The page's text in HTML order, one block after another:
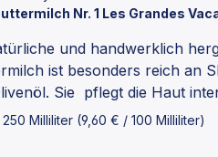
Nr. 1 Les Grandes
und handwerklich
ist besonders reich an
Sie pflegt die Haut
sie weich und
250 Milliliter (9,60 € / 100 Milliliter)